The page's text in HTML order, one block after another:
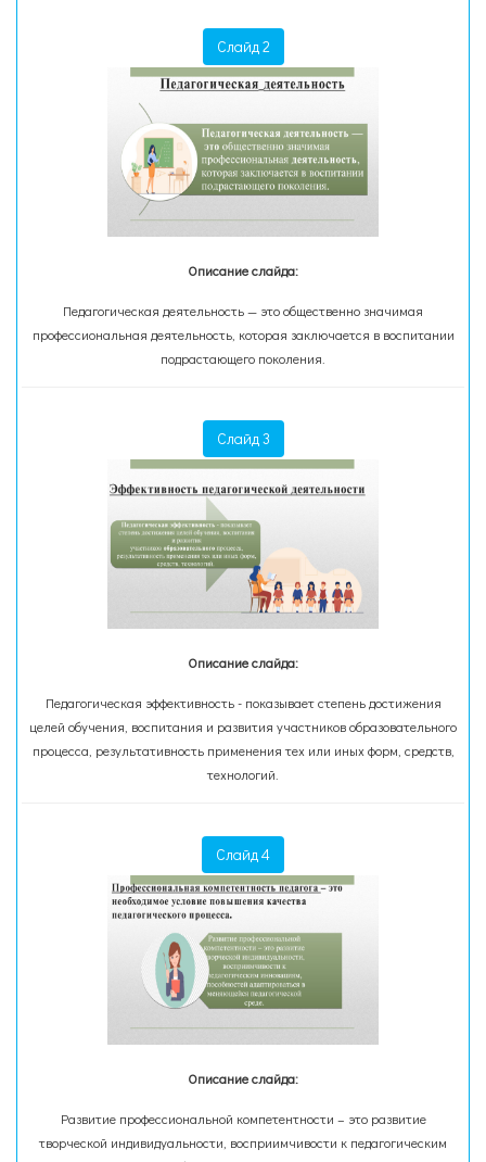
Слайд 2
Описание слайда:
Педагогическая деятельность — это общественно значимая
профессиональная деятельность, которая заключается в воспитании
подрастающего поколения.
Слайд 3
Описание слайда:
Педагогическая эффективность - показывает степень достижения
целей обучения, воспитания и развития участников образовательного
процесса, результативность применения тех или иных форм, средств,
технологий.
Слайд 4
Описание слайда:
Развитие профессиональной компетентности – это развитие
творческой индивидуальности, восприимчивости к педагогическим